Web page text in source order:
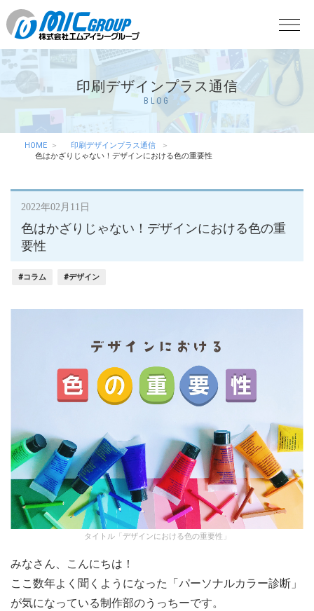
印刷デザインプラス通信
BLOG
HOME
印刷デザインプラス通信
色はかざりじゃない！デザインにおける色の重要性
2022年02月11日
色はかざりじゃない！デザインにおける色の重
要性
#コラム #デザイン
タイトル「デザインにおける色の重要性」
みなさん、こんにちは！
ここ数年よく聞くようになった「パーソナルカラー診断」
が気になっている制作部のうっちーです。